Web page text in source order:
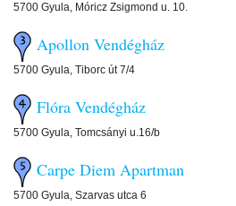
5700 Gyula, Móricz Zsigmond u. 10.
Apollon Vendégház
5700 Gyula, Tiborc út 7/4
Flóra Vendégház
5700 Gyula, Tomcsányi u.16/b
Carpe Diem Apartman
5700 Gyula, Szarvas utca 6